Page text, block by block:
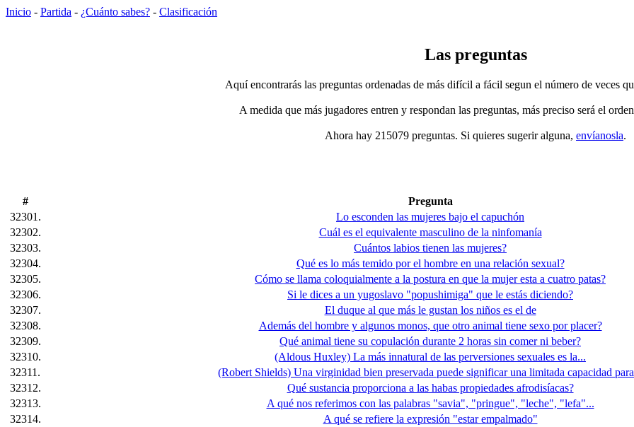
Inicio - Partida - ¿Cuánto sabes? - Clasificación
Las preguntas
Aquí encontrarás las preguntas ordenadas de más difícil a fácil segun el número de veces
A medida que más jugadores entren y respondan las preguntas, más preciso será el
Ahora hay 215079 preguntas. Si quieres sugerir alguna, envíanosla.
#
Pregunta
32301.
Lo esconden las mujeres bajo el capuchón
32302.
Cuál es el equivalente masculino de la ninfomanía
32303.
Cuántos labios tienen las mujeres?
32304.
Qué es lo más temido por el hombre en una relación sexual?
32305.
Cómo se llama coloquialmente a la postura en que la mujer esta a cuatro patas?
32306.
Si le dices a un yugoslavo "popushimiga" que le estás diciendo?
32307.
El duque al que más le gustan los niños es el de
32308.
Además del hombre y algunos monos, que otro animal tiene sexo por placer?
32309.
Qué animal tiene su copulación durante 2 horas sin comer ni beber?
32310.
(Aldous Huxley) La más innatural de las perversiones sexuales es la...
32311.
(Robert Shields) Una virginidad bien preservada puede significar una limitada capacidad
32312.
Qué sustancia proporciona a las habas propiedades afrodisíacas?
32313.
A qué nos referimos con las palabras "savia", "pringue", "leche", "lefa"...
32314.
A qué se refiere la expresión "estar empalmado"